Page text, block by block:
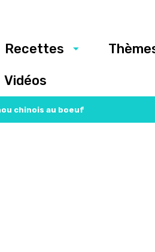
Recettes
Vidéos
chinois au boeuf